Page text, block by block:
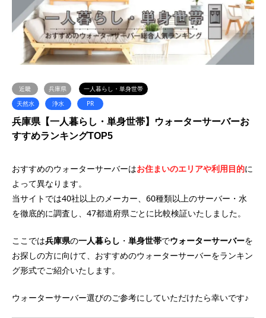
近畿 兵庫県
一人暮らし・単身世帯
天然水
浄水 PR
兵庫県【一人暮らし・単身世帯】ウォーターサーバーお
すすめランキングTOP5
おすすめのウォーターサーバーはお住まいのエリアや利用目的に
よって異なります。
当サイトでは40社以上のメーカー、60種類以上のサーバー・水
を徹底的に調査し、47都道府県ごとに比較検証いたしました。
ここでは兵庫県の一人暮らし ・ 単身世帯でウォーターサーバーを
お探しの方に向けて、おすすめのウォーターサーバーをランキン
グ形式でご紹介いたします。
ウォーターサーバー選びのご参考にしていただけたら幸いです♪